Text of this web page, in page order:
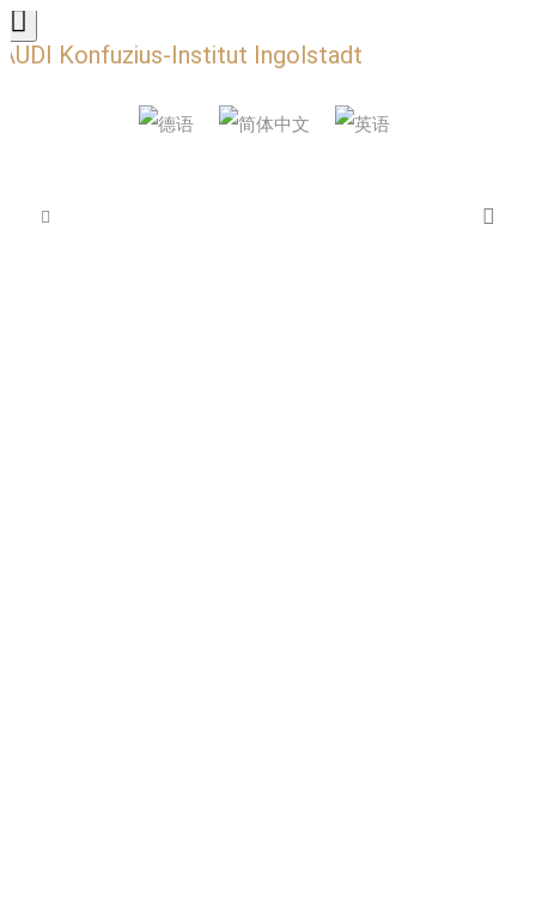
AUDI Konfuzius-Institut Ingolstadt